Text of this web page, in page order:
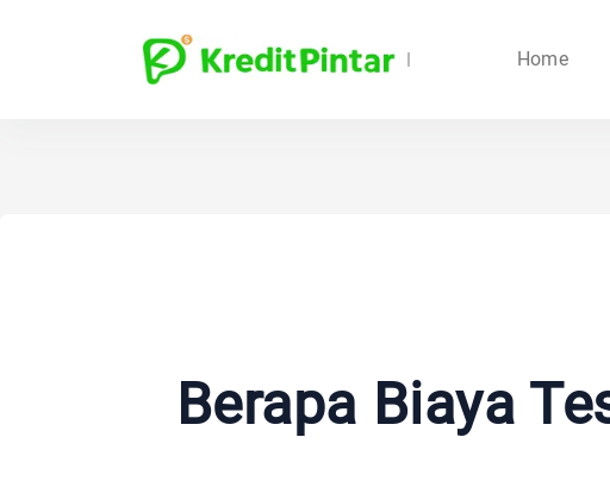
Home
Berapa Biaya